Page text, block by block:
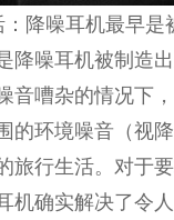
降噪耳机最早是
降噪耳机被制造
音嘈杂的情况下
的环境噪音（视
旅行生活。对于
机确实解决了令